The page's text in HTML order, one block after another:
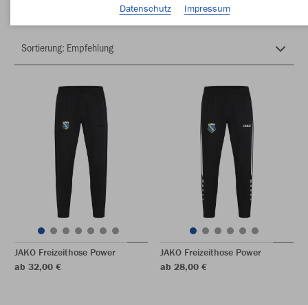
JAKO Freizeithose Power
ab 32,00 €
JAKO Freizeithose Power
ab 28,00 €
Datenschutz
Impressum